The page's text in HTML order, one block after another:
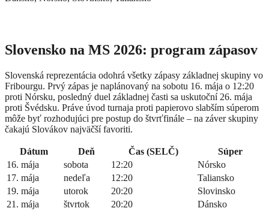
Slovensko na MS 2026: program zápasov
Slovenská reprezentácia odohrá všetky zápasy základnej skupiny vo
Fribourgu. Prvý zápas je naplánovaný na sobotu 16. mája o 12:20
proti Nórsku, posledný duel základnej časti sa uskutoční 26. mája
proti Švédsku. Práve úvod turnaja proti papierovo slabším súperom
môže byť rozhodujúci pre postup do štvrťfinále – na záver skupiny
čakajú Slovákov najväčší favoriti.
Dátum Deň Čas (SELČ)
Súper
16. mája
sobota 12:20
Nórsko
17. mája
nedeľa 12:20
Taliansko
19. mája
utorok 20:20
Slovinsko
21. mája
štvrtok 20:20
Dánsko